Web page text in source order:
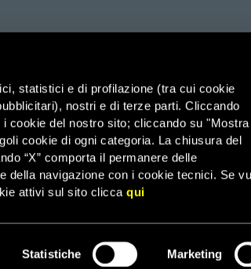
statistici e di profilazione (tra cui cookie
nostri e di terze parti. Cliccando
cookie del nostro sito; cliccando su "Mostra
cookie di ogni categoria. La chiusura del
“X” comporta il permanere delle
della navigazione con i cookie tecnici. Se
attivi sul sito cliccaqui
Statistiche Marketing
00185 Roma, Organizzazione di Volontariato
– C.F. 03031110582 –Agevolazioni
– WhatsApp:
3482349345 –FAQ
Amnesty International